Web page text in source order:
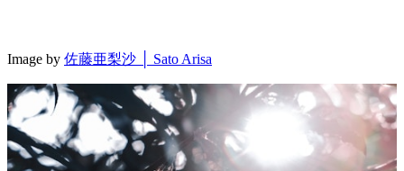
Image by 佐藤亜梨沙 │ Sato Arisa